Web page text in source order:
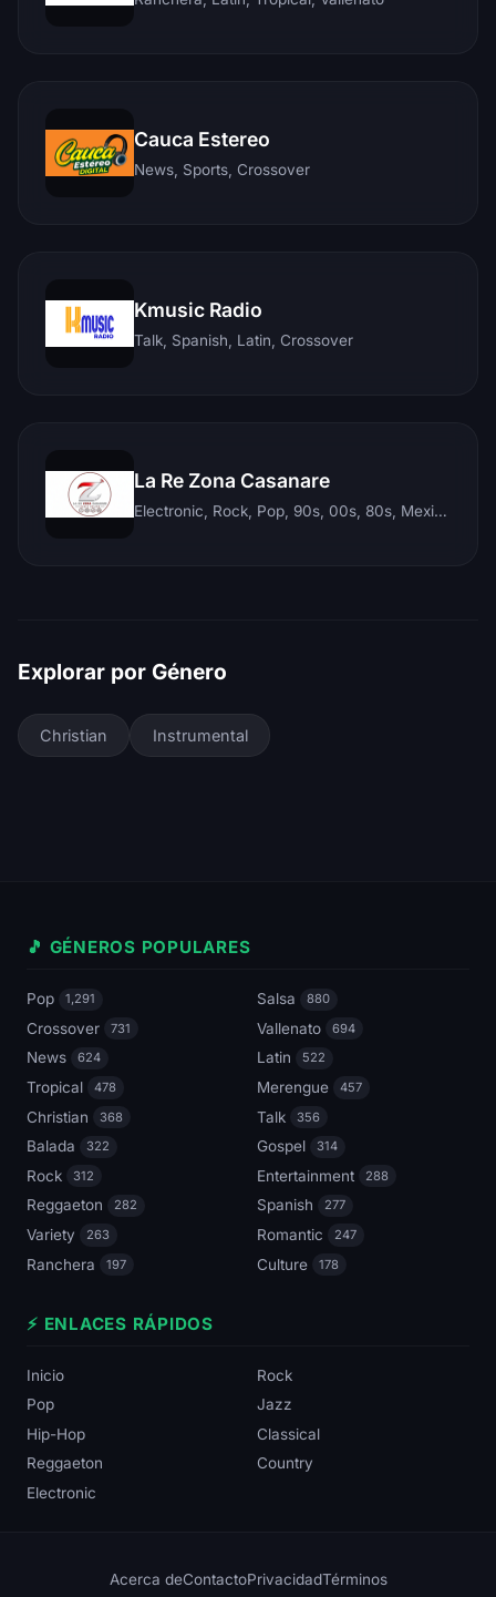
Cauca Estereo
News, Sports, Crossover
Kmusic Radio
Talk, Spanish, Latin, Crossover
La Re Zona Casanare
Electronic, Rock, Pop, 90s, 00s, 80s, Mexican, Ranchera, Reggaeton, Instrumental, Salsa, Merengue, Tropical, Romantic, Vallenato, Llanera
Explorar por Género
Christian Instrumental
🎵 GÉNEROS POPULARES
Pop 1,291 Salsa 880
Crossover 731 Vallenato 694
News 624 Latin 522
Tropical 478 Merengue 457
Christian 368 Talk 356
Balada 322 Gospel 314
Rock 312 Entertainment 288
Reggaeton 282 Spanish 277
Variety 263 Romantic 247
Ranchera 197 Culture 178
⚡ ENLACES RÁPIDOS
Inicio
Rock
Pop
Jazz
Hip-Hop
Classical
Reggaeton
Country
Electronic
Acerca deContactoPrivacidadTérminos